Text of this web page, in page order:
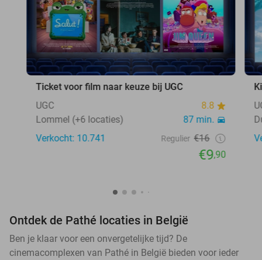
Ticket voor film naar keuze bij UGC
UGC
8.8
Lommel (+6 locaties)
87 min.
Verkocht: 10.741
Regulier €16
€9,90
Ontdek de Pathé locaties in België
Ben je klaar voor een onvergetelijke tijd? De
cinemacomplexen van Pathé in België bieden voor ieder